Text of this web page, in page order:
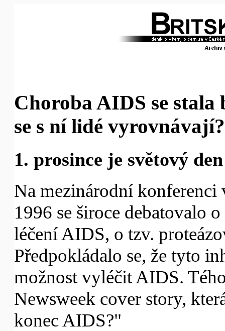
Choroba AIDS se stala
se s ní lidé vyrovnávají?
1. prosince je světový
Na mezinárodní konferenci
1996 se široce debatovalo
léčení AIDS, o tzv.
Předpokládalo se, že tyto
možnost vyléčit AIDS.
Newsweek cover story,
konec AIDS?"